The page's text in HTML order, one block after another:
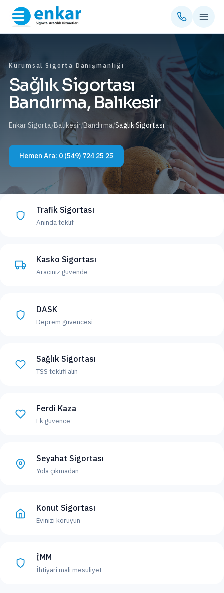
Kurumsal Sigorta Danışmanlığı
Sağlık Sigortası
Bandırma, Balıkesir
Enkar Sigorta/Balıkesir/Bandırma/Sağlık Sigortası
Hemen Ara: 0 (549) 724 25 25
Trafik Sigortası
Anında teklif
Kasko Sigortası
Aracınız güvende
DASK
Deprem güvencesi
Sağlık Sigortası
TSS teklifi alın
Ferdi Kaza
Ek güvence
Seyahat Sigortası
Yola çıkmadan
Konut Sigortası
Evinizi koruyun
İMM
İhtiyari mali mesuliyet